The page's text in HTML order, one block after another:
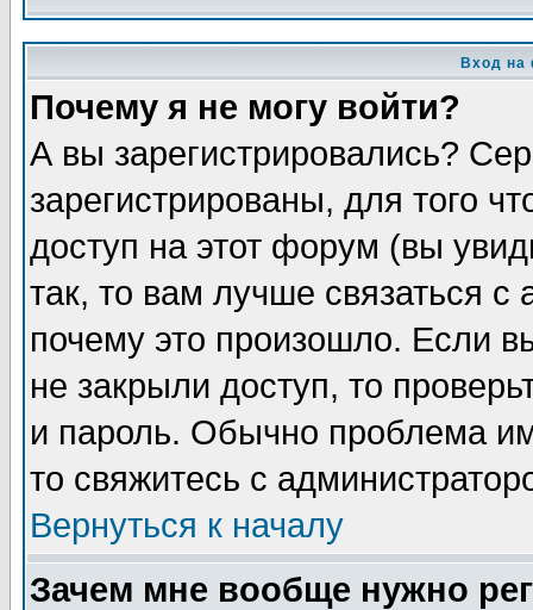
Вход на
Почему я не могу войти?
А вы зарегистрировались?
зарегистрированы, для того
доступ на этот форум (вы
так, то вам лучше связаться
почему это произошло. Если
не закрыли доступ, то
и пароль. Обычно проблема
то свяжитесь с
Вернуться к началу
Зачем мне вообще нужно